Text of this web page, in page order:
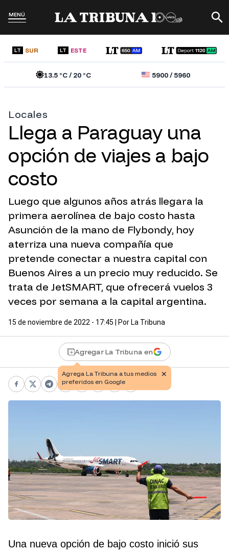
MENÚ
LT SUR LT ESTE
13.5 °C /20 °C 5900/5960
Locales
Llega a Paraguay una
opción de viajes a bajo
costo
Luego que algunos años atrás llegara la
primera aerolínea de bajo costo hasta
Asunción de la mano de Flybondy, hoy
aterriza una nueva compañía que
pretende conectar a nuestra capital con
Buenos Aires a un precio muy reducido. Se
trata de JetSMART, que ofrecerá vuelos 3
veces por semana a la capital argentina.
15 de noviembre de 2022 - 17:45 | Por La Tribuna
Agregar La Tribuna en
Facebook
X Telegram
WhatsApp
Pinterest
LinkedIn
PrintCopy link
Una nueva opción de bajo costo inició sus